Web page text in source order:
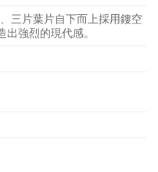
三片葉片自下而上採用鏤空
強烈的現代感。